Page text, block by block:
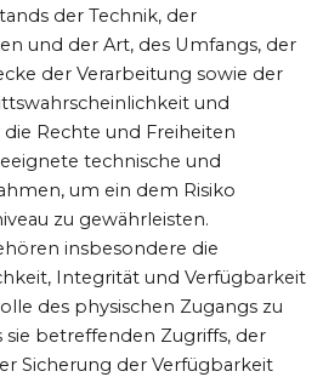
der Technik, der
und der Art, des Umfangs, der
der Verarbeitung sowie der
und
Rechte und Freiheiten
technische und
um ein dem Risiko
zu gewährleisten.
insbesondere die
Integrität und Verfügbarkeit
des physischen Zugangs zu
sie betreffenden Zugriffs, der
Sicherung der Verfügbarkeit